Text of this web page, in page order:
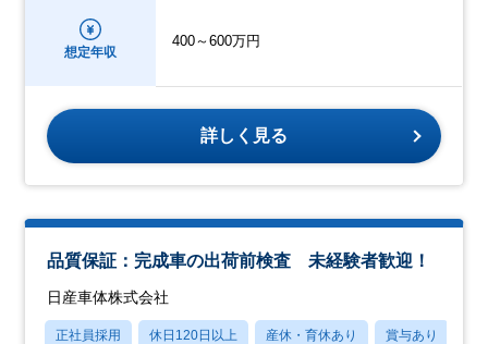
想定年収
400～600万円
詳しく見る
品質保証：完成車の出荷前検査 未経験者歓迎！
日産車体株式会社
正社員採用 休日120日以上 産休・育休あり 賞与あり